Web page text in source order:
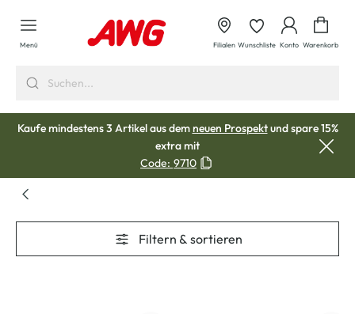
springen
Menü Filialen Wunschliste Konto Warenkorb
Kaufe mindestens 3 Artikel aus demneuen Prospektund spare 15%
extra mit
Code: 9710
Filtern & sortieren